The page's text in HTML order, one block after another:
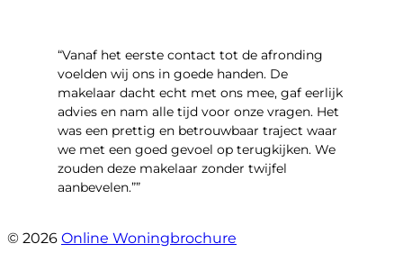
“Vanaf het eerste contact tot de afronding
voelden wij ons in goede handen. De
makelaar dacht echt met ons mee, gaf eerlijk
advies en nam alle tijd voor onze vragen. Het
was een prettig en betrouwbaar traject waar
we met een goed gevoel op terugkijken. We
zouden deze makelaar zonder twijfel
aanbevelen.””
© 2026 Online Woningbrochure